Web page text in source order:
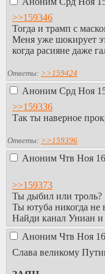
>>159346
Тогда и трамп с
Меня уже шокирует
когда расияне даже
Ответы: >>159424
Аноним Срд Ноя
>>159336
Так ты наверное
Ответы: >>159396
Аноним Чтв Ноя
>>159373
Ты дыбил или троль?
Ты ютуба никогда не
Найди канал Униан и
Аноним Чтв Ноя
Слава великому